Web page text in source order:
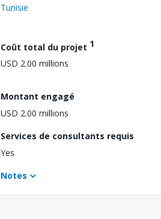
Tunisie
Coût total du projet 1
USD 2.00 millions
Montant engagé
USD 2.00 millions
Services de consultants requis
Yes
Notes